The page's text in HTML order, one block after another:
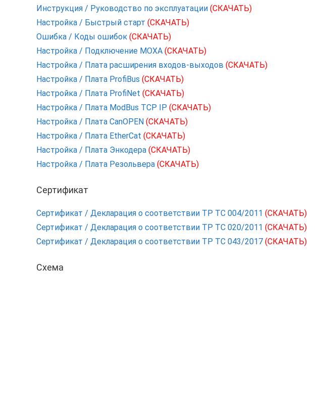
Инструкция / Руководство по эксплуатации (СКАЧАТЬ)
Настройка / Быстрый старт (СКАЧАТЬ)
Ошибка / Коды ошибок (СКАЧАТЬ)
Настройка / Подключение MOXA (СКАЧАТЬ)
Настройка / Плата расширения входов-выходов (СКАЧАТЬ)
Настройка / Плата ProfiBus (СКАЧАТЬ)
Настройка / Плата ProfiNet (СКАЧАТЬ)
Настройка / Плата ModBus TCP IP (СКАЧАТЬ)
Настройка / Плата CanOPEN (СКАЧАТЬ)
Настройка / Плата EtherCat (СКАЧАТЬ)
Настройка / Плата Энкодера (СКАЧАТЬ)
Настройка / Плата Резольвера (СКАЧАТЬ)
Сертификат
Сертификат / Декларация о соответствии ТР ТС 004/2011 (СКАЧАТЬ)
Сертификат / Декларация о соответствии ТР ТС 020/2011 (СКАЧАТЬ)
Сертификат / Декларация о соответствии ТР ТС 043/2017 (СКАЧАТЬ)
Схема